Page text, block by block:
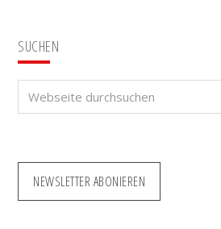
SUCHEN
Webseite
NEWSLETTER ABONIEREN